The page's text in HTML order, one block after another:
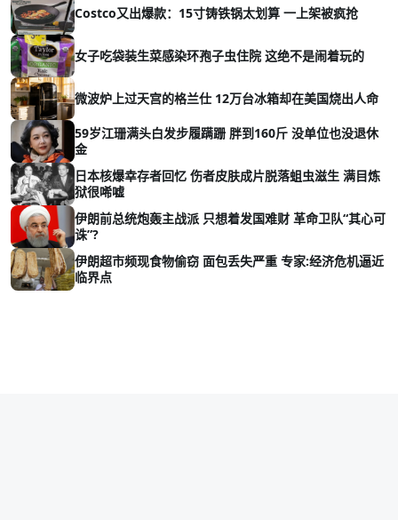
Costco又出爆款：15寸铸铁锅太划算 一上架被疯抢
女子吃袋装生菜感染环孢子虫住院 这绝不是闹着玩的
微波炉上过天宫的格兰仕 12万台冰箱却在美国烧出人命
59岁江珊满头白发步履蹒跚 胖到160斤 没单位也没退休
金
日本核爆幸存者回忆 伤者皮肤成片脱落蛆虫滋生 满目炼
狱很唏嘘
伊朗前总统炮轰主战派 只想着发国难财 革命卫队“其心可
诛”?
伊朗超市频现食物偷窃 面包丢失严重 专家:经济危机逼近
临界点